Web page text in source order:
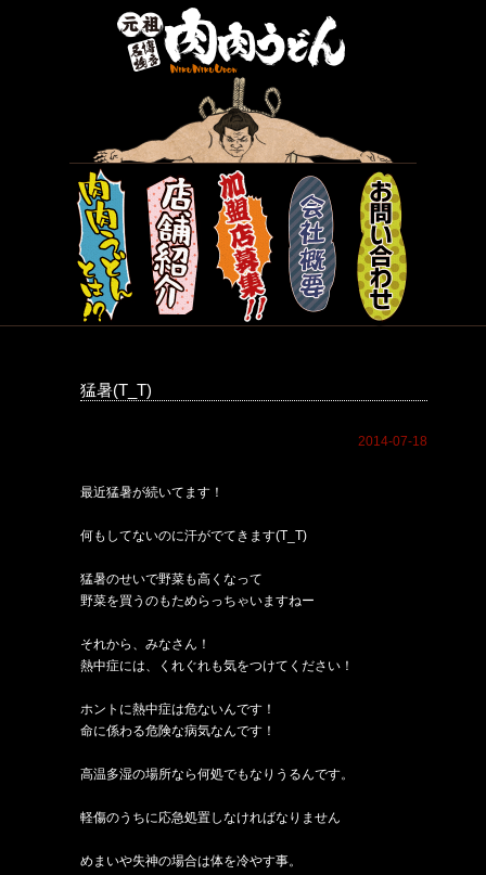
猛暑(T_T)
2014-07-18
最近猛暑が続いてます！
何もしてないのに汗がでてきます(T_T)
猛暑のせいで野菜も高くなって
野菜を買うのもためらっちゃいますねー
それから、みなさん！
熱中症には、くれぐれも気をつけてください！
ホントに熱中症は危ないんです！
命に係わる危険な病気なんです！
高温多湿の場所なら何処でもなりうるんです。
軽傷のうちに応急処置しなければなりません
めまいや失神の場合は体を冷やす事。